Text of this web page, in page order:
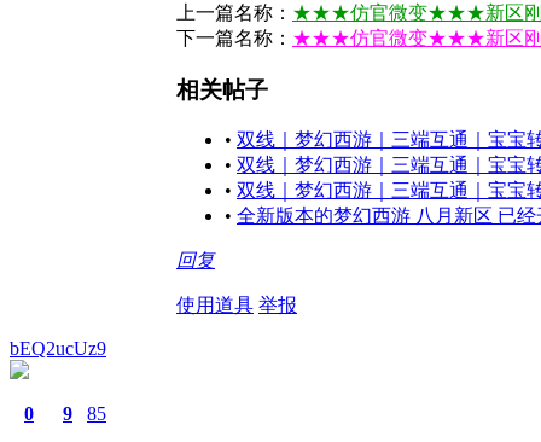
上一篇名称： ★★★仿官微变★★★新区刚
下一篇名称： ★★★仿官微变★★★新区刚
相关帖子
• 双线｜梦幻西游｜三端互通｜宝宝
• 双线｜梦幻西游｜三端互通｜宝宝
• 双线｜梦幻西游｜三端互通｜宝宝
• 全新版本的梦幻西游 八月新区 已
回复
使用道具 举报
bEQ2ucUz9
0 9 85